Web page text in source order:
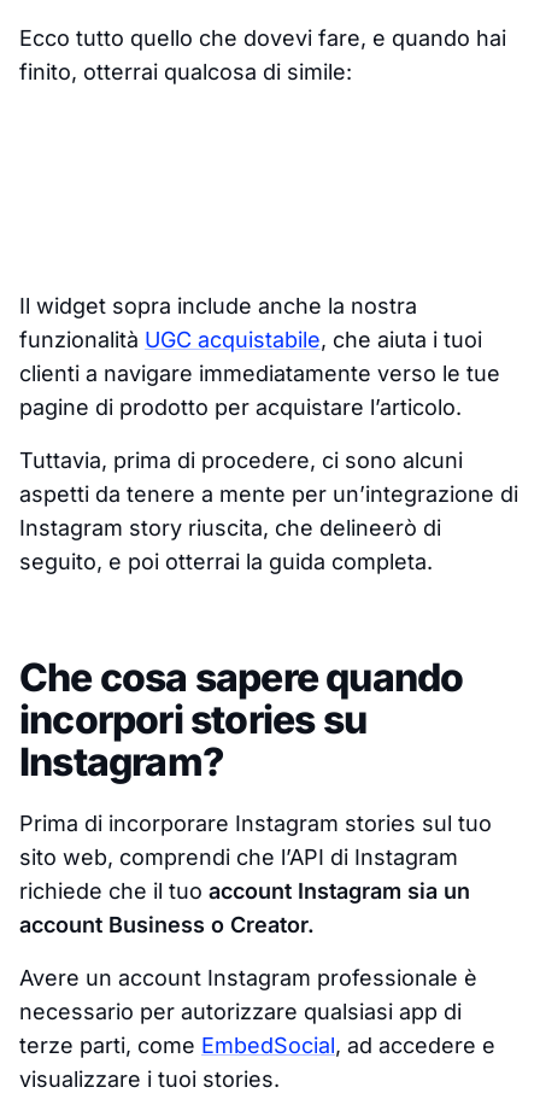
Ecco tutto quello che dovevi fare, e quando hai
finito, otterrai qualcosa di simile:
Il widget sopra include anche la nostra
funzionalità UGC acquistabile, che aiuta i tuoi
clienti a navigare immediatamente verso le tue
pagine di prodotto per acquistare l’articolo.
Tuttavia, prima di procedere, ci sono alcuni
aspetti da tenere a mente per un’integrazione di
Instagram story riuscita, che delineerò di
seguito, e poi otterrai la guida completa.
Che cosa sapere quando
incorpori stories su
Instagram?
Prima di incorporare Instagram stories sul tuo
sito web, comprendi che l’API di Instagram
richiede che il tuo account Instagram sia un
account Business o Creator.
Avere un account Instagram professionale è
necessario per autorizzare qualsiasi app di
terze parti, come EmbedSocial, ad accedere e
visualizzare i tuoi stories.